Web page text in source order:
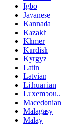
Igbo
Javanese
Kannada
Kazakh
Khmer
Kurdish
Kyrgyz
Latin
Latvian
Lithuanian
Luxembou..
Macedonian
Malagasy
Malay